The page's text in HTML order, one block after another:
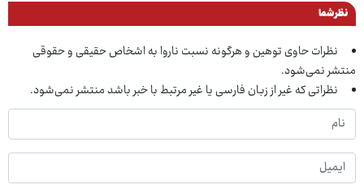
نظر شما
نظرات حاوی توهین و هرگونه نسبت ناروا به اشخاص حقیقی و حقوقی
منتشر نمی‌شود.
نظراتی که غیر از زبان فارسی یا غیر مرتبط با خبر باشد منتشر نمی‌شود.